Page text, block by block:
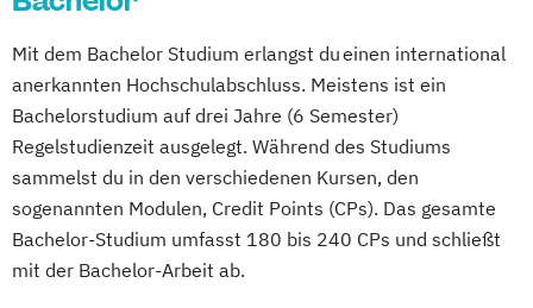
Betriebswirtschaftslehre – Industrial
Management
Betriebswirtschaftslehre – Office
Management
Business Administration (DE/EN)
Business Intelligence
Rechtswissenschaften
Nawi-Tec für Schüler*innen
Neuere deutsche Literatur im
medienkulturellen Kontext
Philosophie - Philosophie im europäischen
Kontext
Politikwissenschaft – Regieren und
Mit dem Bachelor Studium erlangst du einen international
anerkannten Hochschulabschluss. Meistens ist ein
Bachelorstudium auf drei Jahre (6 Semester)
Regelstudienzeit ausgelegt. Während des Studiums
sammelst du in den verschiedenen Kursen, den
sogenannten Modulen, Credit Points (CPs). Das gesamte
Bachelor-Studium umfasst 180 bis 240 CPs und schließt
mit der Bachelor-Arbeit ab.